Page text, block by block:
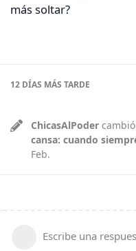
más soltar?
12 DÍAS MÁS TARDE
ChicasAlPoder
cansa: cuando
Feb.
Escribe una